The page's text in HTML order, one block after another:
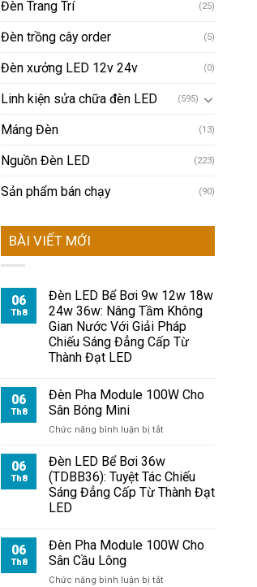
Đèn Trang Trí (25)
Đèn trồng cây order (5)
Đèn xưởng LED 12v 24v (0)
Linh kiện sửa chữa đèn LED (595)
Máng Đèn (13)
Nguồn Đèn LED (223)
Sản phẩm bán chạy (90)
BÀI VIẾT MỚI
06
Th8
Đèn LED Bể Bơi 9w 12w 18w
24w 36w: Nâng Tầm Không
Gian Nước Với Giải Pháp
Chiếu Sáng Đẳng Cấp Từ
Thành Đạt LED
06
Th8
Đèn Pha Module 100W Cho
Sân Bóng Mini
Chức năng bình luận bị tắt
Pha
Module
100W
Cho
Mini
06
Th8
Đèn LED Bể Bơi 36w
(TDBB36): Tuyệt Tác Chiếu
Sáng Đẳng Cấp Từ Thành Đạt
LED
06
Th8
Đèn Pha Module 100W Cho
Sân Cầu Lông
Chức năng bình luận bị tắt